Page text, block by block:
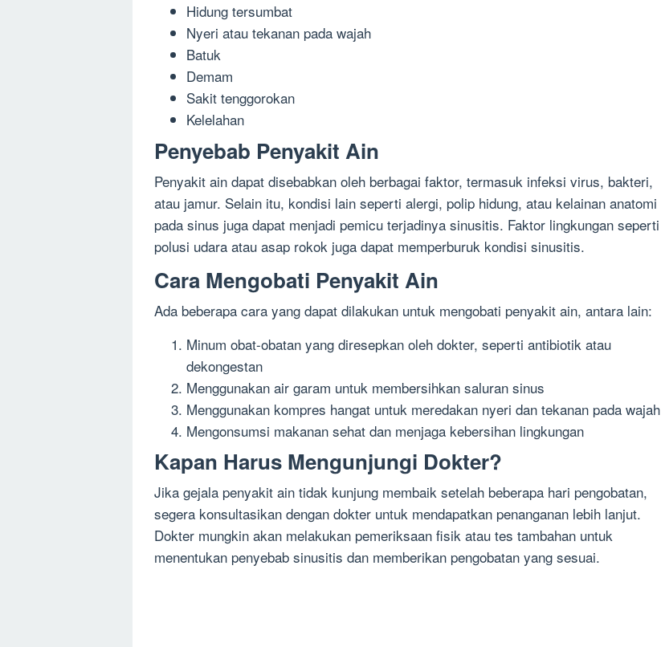
Hidung tersumbat
Nyeri atau tekanan pada wajah
Batuk
Demam
Sakit tenggorokan
Kelelahan
Penyebab Penyakit Ain
Penyakit ain dapat disebabkan oleh berbagai faktor, termasuk infeksi virus, bakteri,
atau jamur. Selain itu, kondisi lain seperti alergi, polip hidung, atau kelainan anatomi
pada sinus juga dapat menjadi pemicu terjadinya sinusitis. Faktor lingkungan seperti
polusi udara atau asap rokok juga dapat memperburuk kondisi sinusitis.
Cara Mengobati Penyakit Ain
Ada beberapa cara yang dapat dilakukan untuk mengobati penyakit ain, antara lain:
Minum obat-obatan yang diresepkan oleh dokter, seperti antibiotik atau
dekongestan
Menggunakan air garam untuk membersihkan saluran sinus
Menggunakan kompres hangat untuk meredakan nyeri dan tekanan pada wajah
Mengonsumsi makanan sehat dan menjaga kebersihan lingkungan
Kapan Harus Mengunjungi Dokter?
Jika gejala penyakit ain tidak kunjung membaik setelah beberapa hari pengobatan,
segera konsultasikan dengan dokter untuk mendapatkan penanganan lebih lanjut.
Dokter mungkin akan melakukan pemeriksaan fisik atau tes tambahan untuk
menentukan penyebab sinusitis dan memberikan pengobatan yang sesuai.